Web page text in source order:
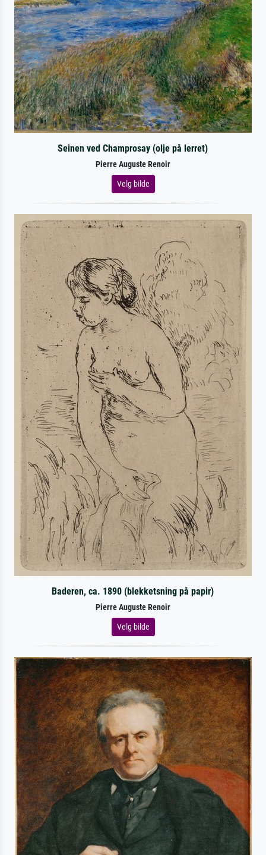
Seinen ved Champrosay (olje på lerret)
Pierre Auguste Renoir
Velg bilde
Baderen, ca. 1890 (blekketsning på papir)
Pierre Auguste Renoir
Velg bilde